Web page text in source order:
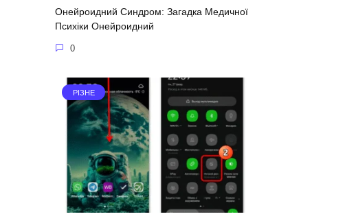
Онейроидний Синдром: Загадка Медичної
Психіки Онейроидний
0
РІЗНЕ